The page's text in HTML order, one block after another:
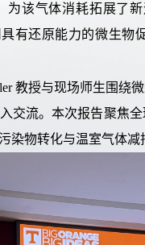
为该气体消耗拓展了新
有还原能力的微生物
教授与现场师生围绕
交流。本次报告聚焦
染物转化与温室气体减